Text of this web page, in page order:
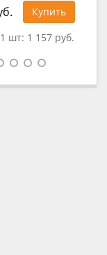
Купить
шт: 1 157 руб.